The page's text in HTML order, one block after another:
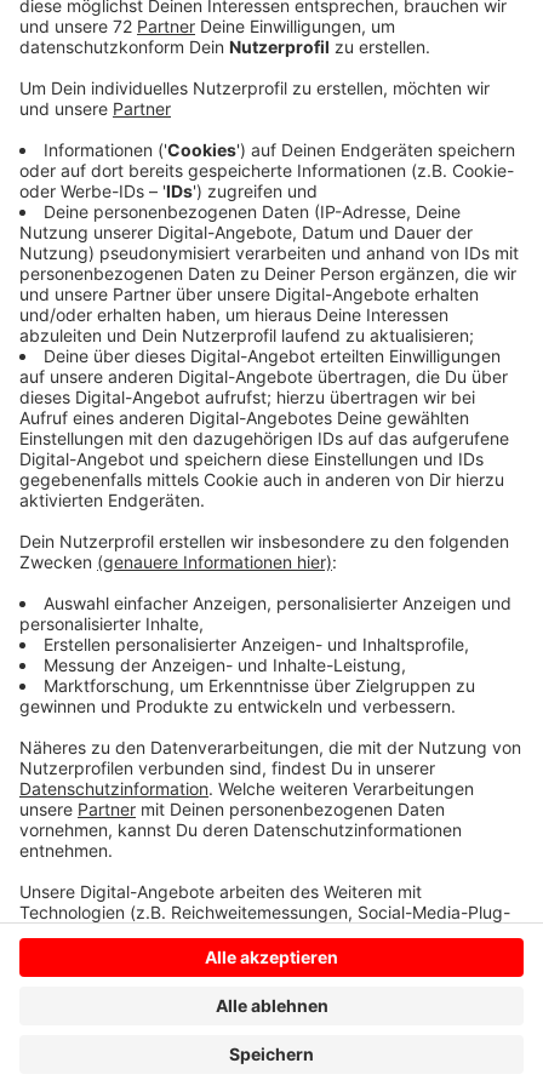
Weil ein Ende der steigenden Strompreise nicht in
Sicht ist, explodiert das Interesse an Solaranlagen
nahezu. Die Stadt Billerbeck und die Baumberge-Engie
beantworten offene Fragen. Haubesitzer wollen unter
anderem wissen, ob sich durch die Sonnenernte das
eigene Haus versorgen lässt, wie es mit der
Einspeisung des umweltfreundlichen Stroms ist und
wie hoch die Kosten für ein solches Projekt sind. Ein
Experte eines Billerbecker Elektrobetriebs hat seit 15
Jahren mit Solaranlagen zu tun und die Entwicklung im
Blick. Wegen der unsicheren Zeiten durch den Ukraine-
Krieg und der steigenden Energiekosten entscheiden
sich immer mehr Menschen im Kreis für
Sonnenenergie. Bis spätestens Morgen sollten sich
Interessierte für die Veranstaltung der Stadt
Billerbeck und der Baumberge-Energie
Alle Infos gibt esHIER.
Anzeige